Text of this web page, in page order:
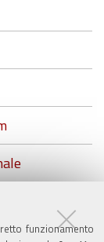
funzionamento